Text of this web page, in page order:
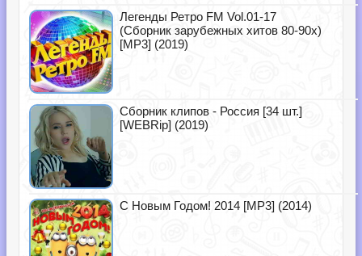
Легенды Ретро FM Vol.01-17
(Сборник зарубежных хитов 80-90х)
[MP3] (2019)
Сборник клипов - Россия [34 шт.]
[WEBRip] (2019)
С Новым Годом! 2014 [MP3] (2014)